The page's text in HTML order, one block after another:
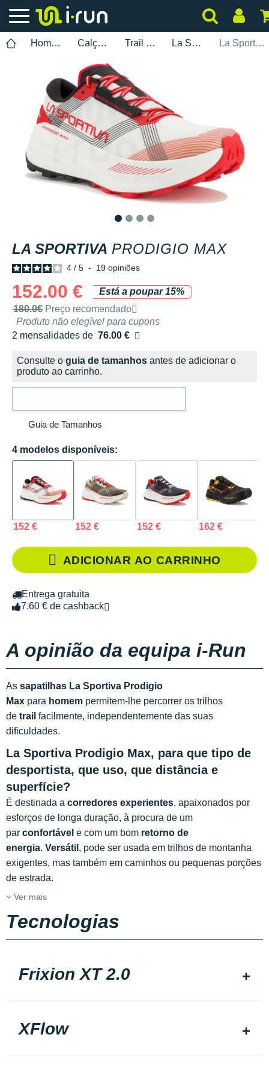
Homem Calçados Trail Running La Sportiva La Sportiva Prodigio Max
LA SPORTIVA PRODIGIO MAX
4 / 5 - 19 opiniões
152.00 €
Está a poupar 15%
Preço de venda recomendado pela marca
180.0€ Preço recomendado
Produto não elegível para cupons
2 mensalidades de 76.00 €
sem custos
Consulte o guia de tamanhos antes de adicionar o
produto ao carrinho.
Guia de Tamanhos
4 modelos disponíveis:
152 € 152 € 152 € 162 €
ADICIONAR AO CARRINHO
Entrega gratuita
7.60 € de cashback
A opinião da equipa i-Run
As sapatilhas La Sportiva Prodigio
Max para homem permitem-lhe percorrer os trilhos
de trail facilmente, independentemente das suas
dificuldades.
La Sportiva Prodigio Max, para que tipo de
desportista, que uso, que distância e
superfície?
É destinada a corredores experientes, apaixonados por
esforços de longa duração, à procura de um
par confortável e com um bom retorno de
energia. Versátil , pode ser usada em trilhos de montanha
exigentes, mas também em caminhos ou pequenas porções
de estrada.
Ver mais
Tecnologias
Frixion XT 2.0
XFlow